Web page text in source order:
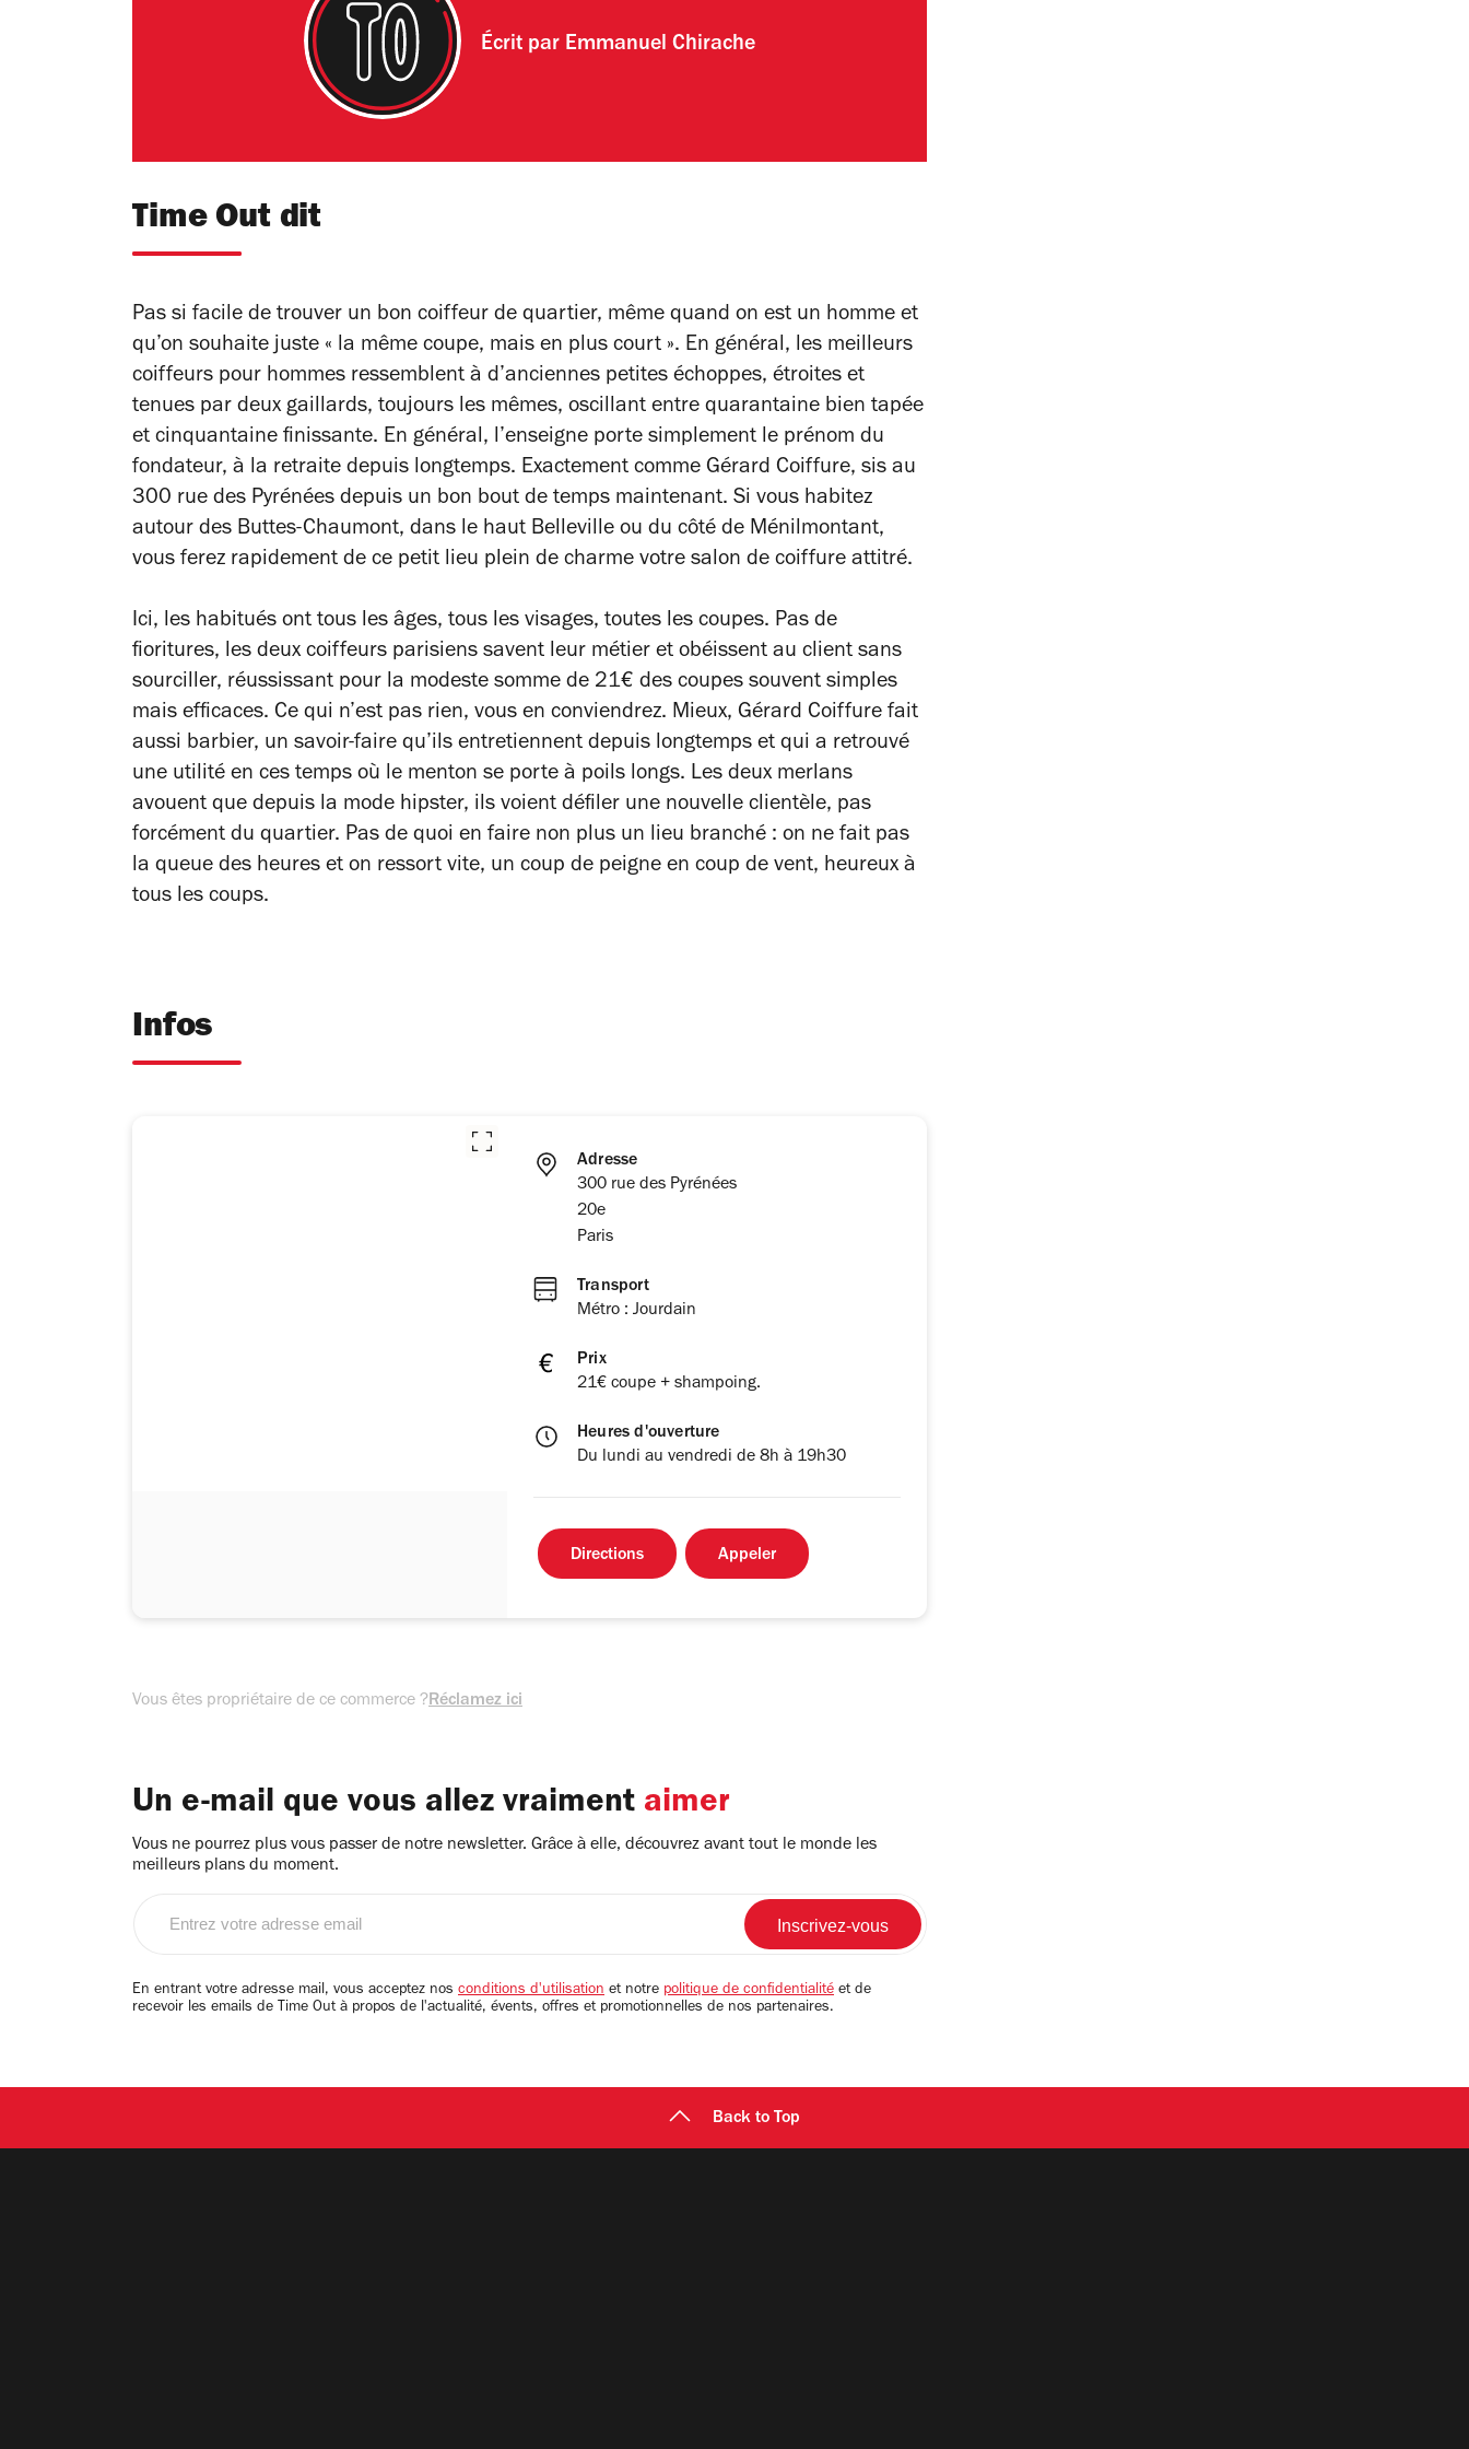
Écrit par Emmanuel Chirache
Time Out dit
Pas si facile de trouver un bon coiffeur de quartier, même quand on est un homme et
qu’on souhaite juste « la même coupe, mais en plus court ». En général, les meilleurs
coiffeurs pour hommes ressemblent à d’anciennes petites échoppes, étroites et
tenues par deux gaillards, toujours les mêmes, oscillant entre quarantaine bien tapée
et cinquantaine finissante. En général, l’enseigne porte simplement le prénom du
fondateur, à la retraite depuis longtemps. Exactement comme Gérard Coiffure, sis au
300 rue des Pyrénées depuis un bon bout de temps maintenant. Si vous habitez
autour des Buttes-Chaumont, dans le haut Belleville ou du côté de Ménilmontant,
vous ferez rapidement de ce petit lieu plein de charme votre salon de coiffure attitré.
Ici, les habitués ont tous les âges, tous les visages, toutes les coupes. Pas de
fioritures, les deux coiffeurs parisiens savent leur métier et obéissent au client sans
sourciller, réussissant pour la modeste somme de 21€ des coupes souvent simples
mais efficaces. Ce qui n’est pas rien, vous en conviendrez. Mieux, Gérard Coiffure fait
aussi barbier, un savoir-faire qu’ils entretiennent depuis longtemps et qui a retrouvé
une utilité en ces temps où le menton se porte à poils longs. Les deux merlans
avouent que depuis la mode hipster, ils voient défiler une nouvelle clientèle, pas
forcément du quartier. Pas de quoi en faire non plus un lieu branché : on ne fait pas
la queue des heures et on ressort vite, un coup de peigne en coup de vent, heureux à
tous les coups.
Infos
Adresse
300 rue des Pyrénées
20e
Paris
Transport
Métro : Jourdain
Prix
21€ coupe + shampoing.
Heures d'ouverture
Du lundi au vendredi de 8h à 19h30
Directions Appeler
Vous êtes propriétaire de ce commerce ?Réclamez ici
Un e-mail que vous allez vraiment aimer
Vous ne pourrez plus vous passer de notre newsletter. Grâce à elle, découvrez avant tout le monde les
meilleurs plans du moment.
email
En entrant votre adresse mail, vous acceptez nos conditions d'utilisation et notre politique de confidentialité et de
recevoir les emails de Time Out à propos de l'actualité, évents, offres et promotionnelles de nos partenaires.
Back to Top